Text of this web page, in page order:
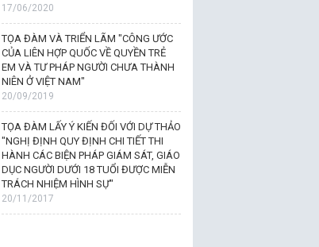
17/06/2020
TỌA ĐÀM VÀ TRIỂN LÃM "CÔNG ƯỚC
CỦA LIÊN HỢP QUỐC VỀ QUYỀN TRẺ
EM VÀ TƯ PHÁP NGƯỜI CHƯA THÀNH
NIÊN Ở VIỆT NAM"
20/09/2019
TỌA ĐÀM LẤY Ý KIẾN ĐỐI VỚI DỰ THẢO
"NGHỊ ĐỊNH QUY ĐỊNH CHI TIẾT THI
HÀNH CÁC BIỆN PHÁP GIÁM SÁT, GIÁO
DỤC NGƯỜI DƯỚI 18 TUỔI ĐƯỢC MIỄN
TRÁCH NHIỆM HÌNH SỰ"
20/11/2017